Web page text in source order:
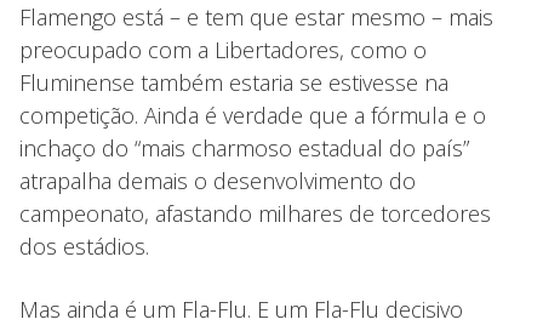
Flamengo está – e tem que estar mesmo – mais
preocupado com a Libertadores, como o
Fluminense também estaria se estivesse na
competição. Ainda é verdade que a fórmula e o
inchaço do “mais charmoso estadual do país”
atrapalha demais o desenvolvimento do
campeonato, afastando milhares de torcedores
dos estádios.
Mas ainda é um Fla-Flu. E um Fla-Flu decisivo